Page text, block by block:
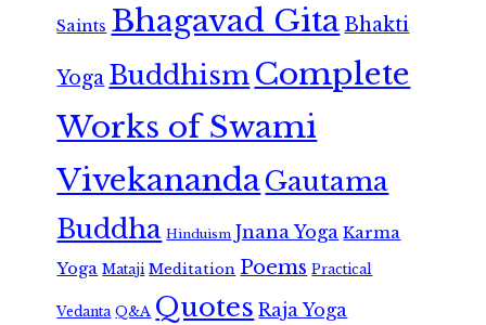
Saints Bhagavad GitaBhakti
Yoga Buddhism Complete
Works of Swami
VivekanandaGautama
Buddha Hinduism Jnana Yoga Karma
Yoga Mataji Meditation Poems Practical
Vedanta Q&A Quotes Raja Yoga